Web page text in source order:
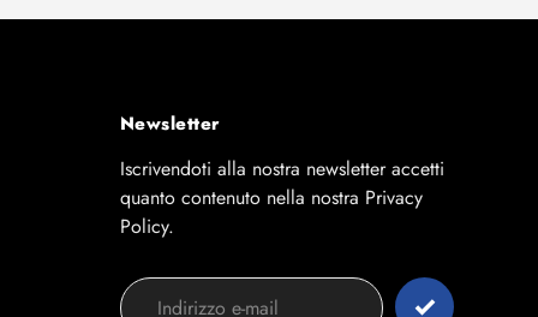
Newsletter
Iscrivendoti alla nostra newsletter accetti
quanto contenuto nella nostra Privacy
Policy.